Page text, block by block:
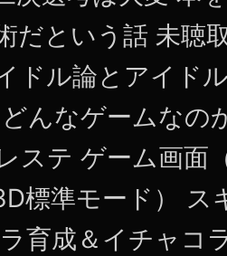
だという話 未聴
ドル論とアイド
んなゲームなの
ステ ゲーム画面
標準モード） ス
育成＆イチャ